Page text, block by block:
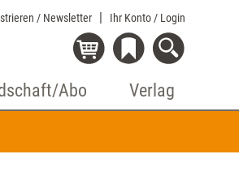
/ Newsletter Ihr Konto / Login
Abo Verlag